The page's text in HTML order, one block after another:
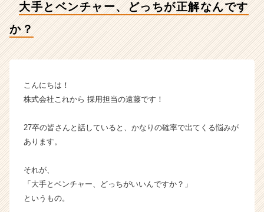
ベ
ン
業
ら
大手とベンチャー、どっちが正解なんです
か？
こんにちは！
株式会社これから 採用担当の遠藤です！
27卒の皆さんと話していると、かなりの確率で出てくる悩みが
あります。
それが、
「大手とベンチャー、どっちがいいんですか？」
というもの。